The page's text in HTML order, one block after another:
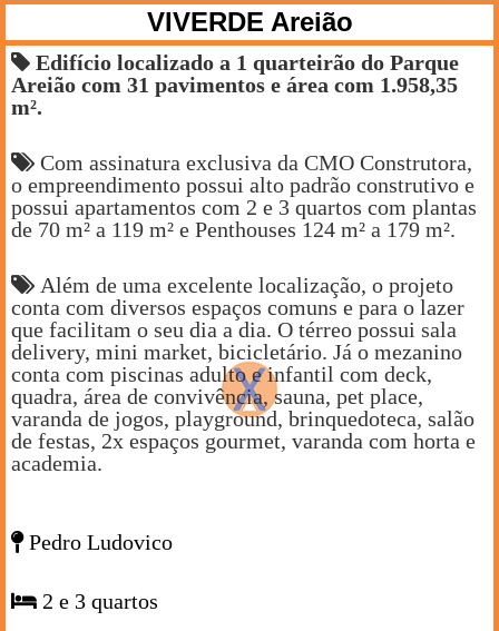
VIVERDE Areião
Edifício localizado a 1 quarteirão do Parque
Areião com 31 pavimentos e área com 1.958,35
m².
Com assinatura exclusiva da CMO Construtora,
o empreendimento possui alto padrão construtivo e
possui apartamentos com 2 e 3 quartos com plantas
de 70 m² a 119 m² e Penthouses 124 m² a 179 m².
Além de uma excelente localização, o projeto
conta com diversos espaços comuns e para o lazer
que facilitam o seu dia a dia. O térreo possui sala
delivery, mini market, bicicletário. Já o mezanino
conta com piscinas adulto e infantil com deck,
quadra, área de convivência, sauna, pet place,
varanda de jogos, playground, brinquedoteca, salão
de festas, 2x espaços gourmet, varanda com horta e
academia.
Pedro Ludovico
2 e 3 quartos